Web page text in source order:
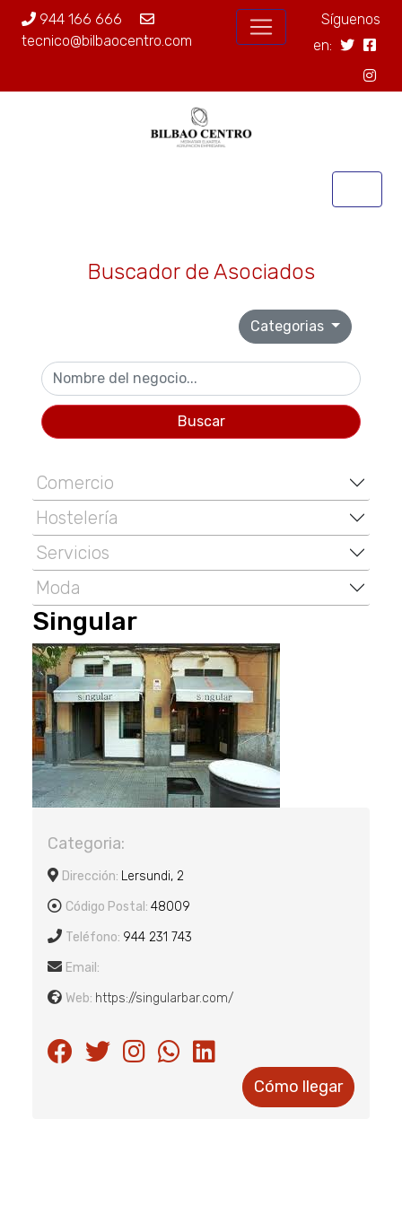
944 166 666
tecnico@bilbaocentro.com
Síguenos
en:
Buscador de Asociados
Categorias
Buscar
Comercio
Hostelería
Servicios
Moda
Singular
Categoria:
Dirección: Lersundi, 2
Código Postal: 48009
Teléfono: 944 231 743
Email:
Web: https://singularbar.com/
Cómo llegar